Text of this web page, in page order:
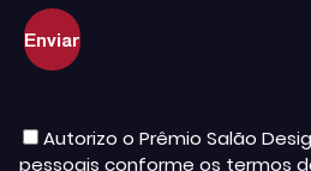
Autorizo o Prêmio Salão
pessoais conforme os termos